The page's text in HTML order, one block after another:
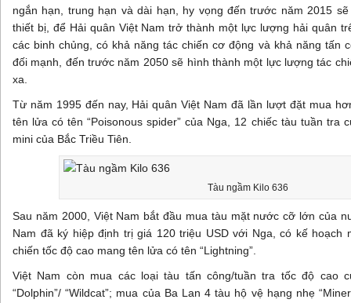
ngắn hạn, trung hạn và dài hạn, hy vọng đến trước năm 2015
thiết bị, để Hải quân Việt Nam trở thành một lực lượng hải quân
các binh chủng, có khả năng tác chiến cơ động và khả năng tấn
đối mạnh, đến trước năm 2050 sẽ hình thành một lực lượng tác
xa.
Từ năm 1995 đến nay, Hải quân Việt Nam đã lần lượt đặt mua
tên lửa có tên “Poisonous spider” của Nga, 12 chiếc tàu tuần tra
mini của Bắc Triều Tiên.
Tàu ngầm Kilo 636
Sau năm 2000, Việt Nam bắt đầu mua tàu mặt nước cỡ lớn của
Nam đã ký hiệp định trị giá 120 triệu USD với Nga, có kế hoạch
chiến tốc độ cao mang tên lửa có tên “Lightning”.
Việt Nam còn mua các loại tàu tấn công/tuần tra tốc độ cao
“Dolphin”/ “Wildcat”; mua của Ba Lan 4 tàu hộ vệ hạng nhẹ